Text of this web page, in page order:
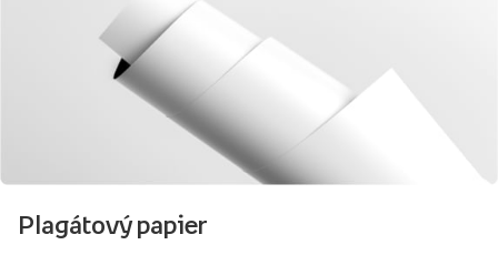
Plagátový papier